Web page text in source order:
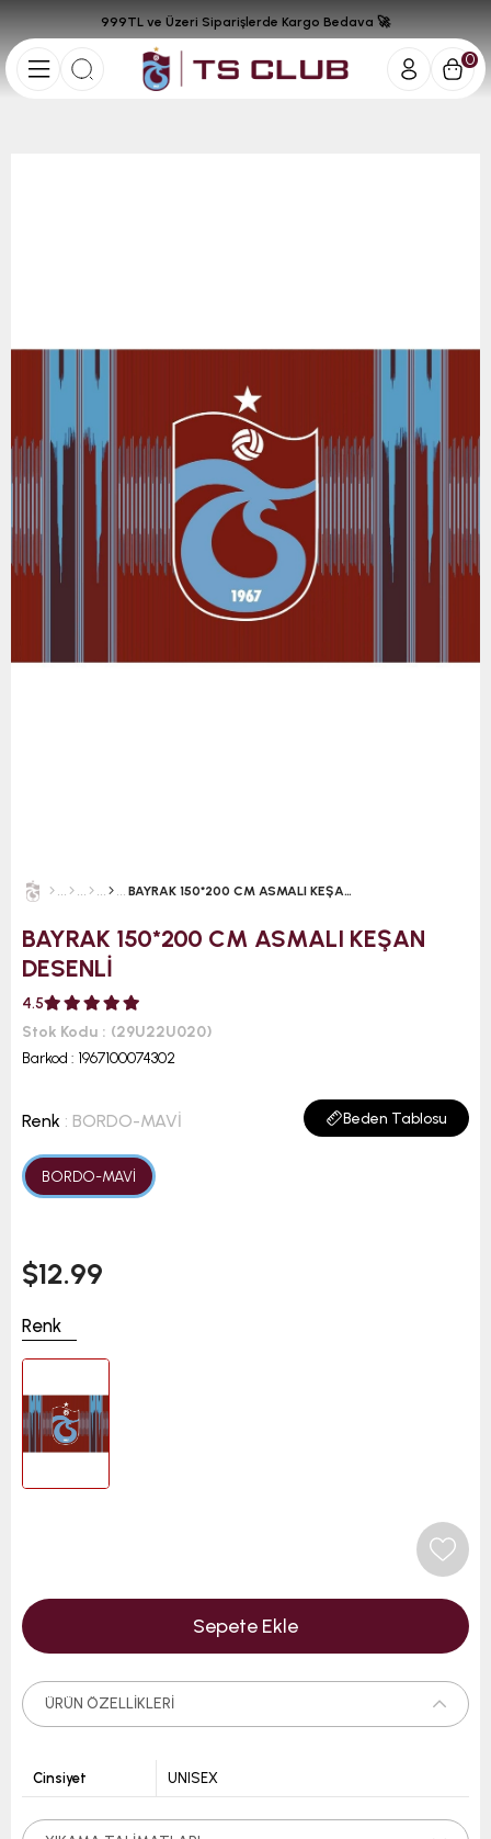
0
999TL ve Üzeri Siparişlerde Kargo Bedava 🚀
BAYRAK 150*200 CM ASMALI KEŞAN DESENLİ
BAYRAK 150*200 CM ASMALI KEŞAN
DESENLİ
4.5
Stok Kodu
(29U22U020)
Barkod : 1967100074302
Renk Beden Tablosu
: BORDO-MAVİ
BORDO-MAVİ
$12.99
Renk
ÜRÜN ÖZELLIKLERI
Cinsiyet UNISEX